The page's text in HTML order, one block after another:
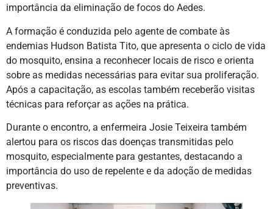
importância da eliminação de focos do Aedes.
A formação é conduzida pelo agente de combate às
endemias Hudson Batista Tito, que apresenta o ciclo de vida
do mosquito, ensina a reconhecer locais de risco e orienta
sobre as medidas necessárias para evitar sua proliferação.
Após a capacitação, as escolas também receberão visitas
técnicas para reforçar as ações na prática.
Durante o encontro, a enfermeira Josie Teixeira também
alertou para os riscos das doenças transmitidas pelo
mosquito, especialmente para gestantes, destacando a
importância do uso de repelente e da adoção de medidas
preventivas.